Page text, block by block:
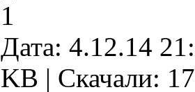
1
Дата: 4.12.14
KB | Скачали: 17